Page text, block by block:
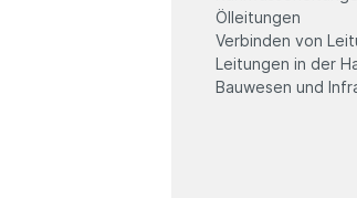
Ölleitungen
Verbinden von
Leitungen in der
Bauwesen und